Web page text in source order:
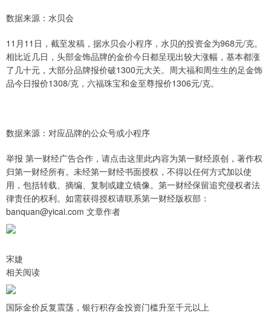
数据来源：水贝会
11月11日，截至发稿，据水贝会小程序，水贝的投资金为968元/克。
相比近几日，头部金饰品牌的金价今日都呈现出较大涨幅，基本都涨
了几十元，大部分品牌报价破1300元大关。周大福和周生生的足金饰
品今日报价1308/克，六福珠宝和金至尊报价1306元/克。
数据来源：对应品牌的公众号或小程序
举报 第一财经广告合作，请点击这里此内容为第一财经原创，著作权
归第一财经所有。未经第一财经书面授权，不得以任何方式加以使
用，包括转载、摘编、复制或建立镜像。第一财经保留追究侵权者法
律责任的权利。如需获得授权请联系第一财经版权部：
banquan@yicai.com 文章作者
宋婕
相关阅读
国际金价反复震荡，银行积存金投资门槛升至千元以上